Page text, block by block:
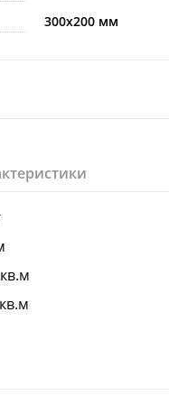
300х200 мм